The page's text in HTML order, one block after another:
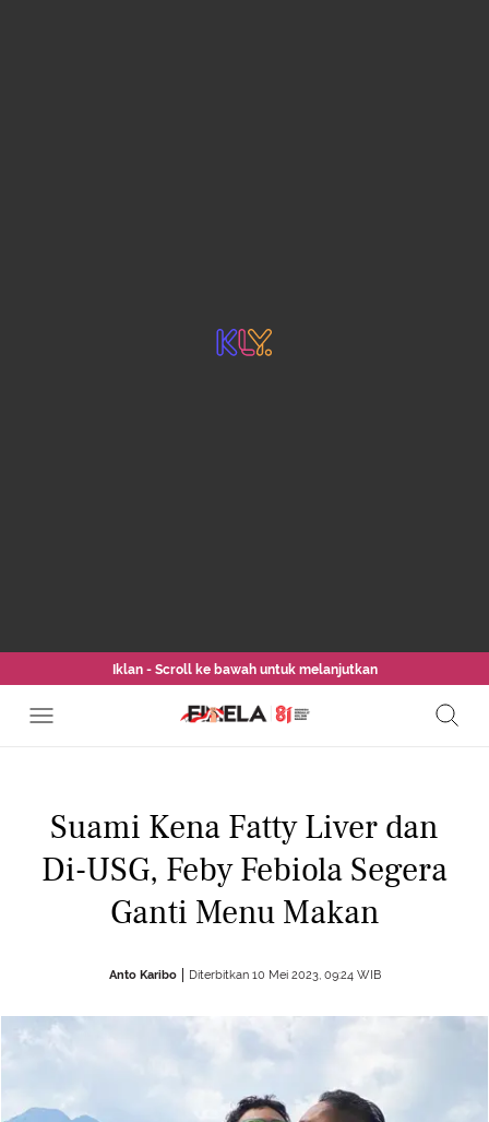
Iklan - Scroll ke bawah untuk melanjutkan
Suami Kena Fatty Liver dan
Di-USG, Feby Febiola Segera
Ganti Menu Makan
Anto Karibo Diterbitkan 10 Mei 2023, 09:24 WIB